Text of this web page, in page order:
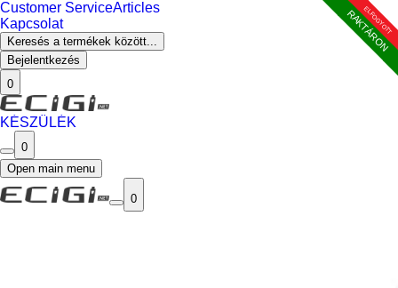
Customer ServiceArticles
Kapcsolat
Keresés a termékek között...
Bejelentkezés
0
KÉSZÜLÉK
0
Open main menu
0
RAKTÁRON
ELFOGYOTT
ELFOGYOTT
ELFOGYOTT
ELFOGYOTT
ELFOGYOTT
ELFOGYOTT
ELFOGYOTT